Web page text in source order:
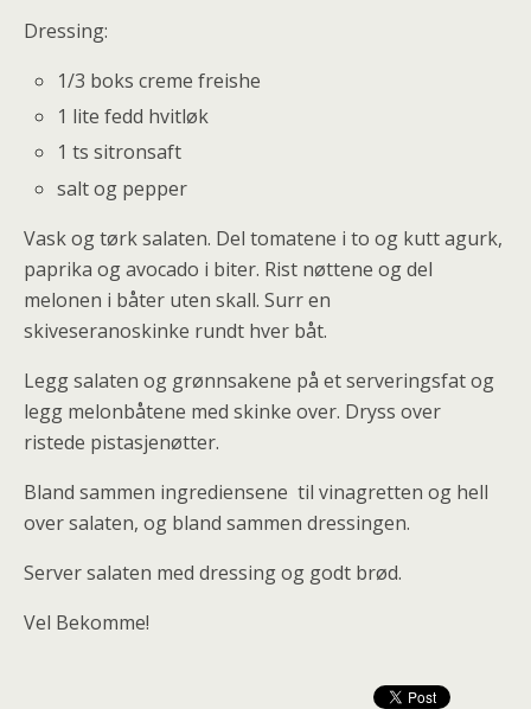
Dressing:
1/3 boks creme freishe
1 lite fedd hvitløk
1 ts sitronsaft
salt og pepper
Vask og tørk salaten. Del tomatene i to og kutt agurk,
paprika og avocado i biter. Rist nøttene og del
melonen i båter uten skall. Surr en
skiveseranoskinke rundt hver båt.
Legg salaten og grønnsakene på et serveringsfat og
legg melonbåtene med skinke over. Dryss over
ristede pistasjenøtter.
Bland sammen ingrediensene til vinagretten og hell
over salaten, og bland sammen dressingen.
Server salaten med dressing og godt brød.
Vel Bekomme!